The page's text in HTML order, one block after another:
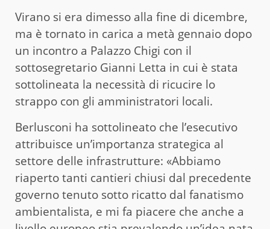
Virano si era dimesso alla fine di dicembre,
ma è tornato in carica a metà gennaio dopo
un incontro a Palazzo Chigi con il
sottosegretario Gianni Letta in cui è stata
sottolineata la necessità di ricucire lo
strappo con gli amministratori locali.
Berlusconi ha sottolineato che l’esecutivo
attribuisce un’importanza strategica al
settore delle infrastrutture: «Abbiamo
riaperto tanti cantieri chiusi dal precedente
governo tenuto sotto ricatto dal fanatismo
ambientalista, e mi fa piacere che anche a